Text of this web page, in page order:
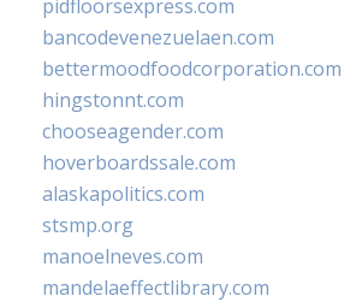
pidfloorsexpress.com
bancodevenezuelaen.com
bettermoodfoodcorporation.com
hingstonnt.com
chooseagender.com
hoverboardssale.com
alaskapolitics.com
stsmp.org
manoelneves.com
mandelaeffectlibrary.com